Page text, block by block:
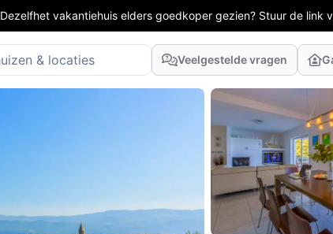
Dezelfhet vakantiehuis elders goedkoper gezien? Stuur de link
Veelgestelde vragen